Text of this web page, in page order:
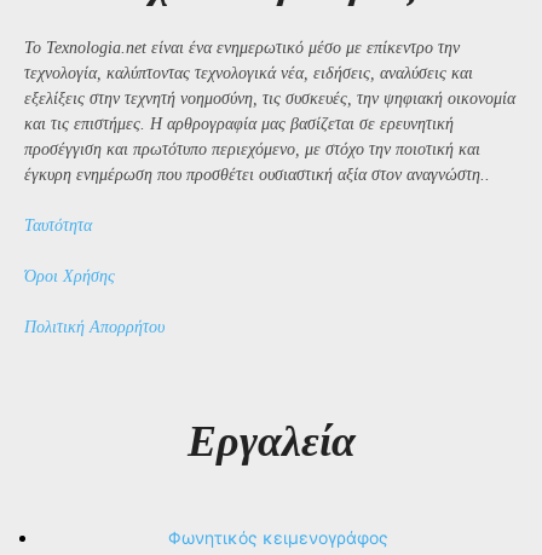
Το Texnologia.net είναι ένα ενημερωτικό μέσο με επίκεντρο την
τεχνολογία, καλύπτοντας τεχνολογικά νέα, ειδήσεις, αναλύσεις και
εξελίξεις στην τεχνητή νοημοσύνη, τις συσκευές, την ψηφιακή οικονομία
και τις επιστήμες. Η αρθρογραφία μας βασίζεται σε ερευνητική
προσέγγιση και πρωτότυπο περιεχόμενο, με στόχο την ποιοτική και
έγκυρη ενημέρωση που προσθέτει ουσιαστική αξία στον αναγνώστη..
Ταυτότητα
Όροι Χρήσης
Πολιτική Απορρήτου
Εργαλεία
Φωνητικός κειμενογράφος